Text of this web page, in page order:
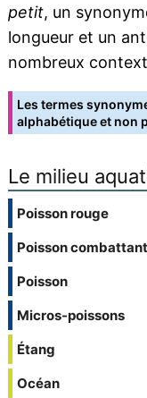
petit, un
longueur et un
nombreux
Les termes
alphabétique et non
Le milieu
Poisson rouge
Poisson combattant
Poisson
Micros-poissons
Étang
Océan